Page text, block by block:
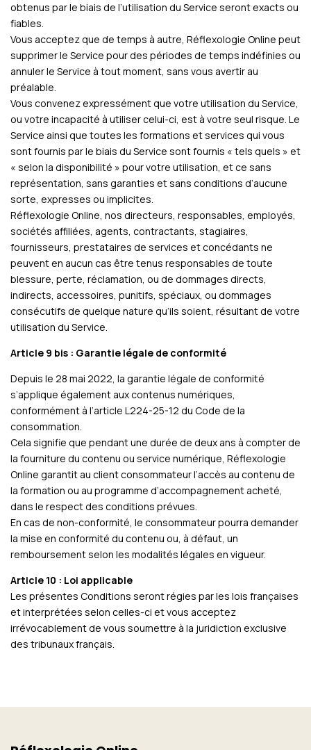
obtenus par le biais de l’utilisation du Service seront exacts ou
fiables.
Vous acceptez que de temps à autre, Réflexologie Online peut
supprimer le Service pour des périodes de temps indéfinies ou
annuler le Service à tout moment, sans vous avertir au
préalable.
Vous convenez expressément que votre utilisation du Service,
ou votre incapacité à utiliser celui-ci, est à votre seul risque. Le
Service ainsi que toutes les formations et services qui vous
sont fournis par le biais du Service sont fournis « tels quels » et
« selon la disponibilité » pour votre utilisation, et ce sans
représentation, sans garanties et sans conditions d’aucune
sorte, expresses ou implicites.
Réflexologie Online, nos directeurs, responsables, employés,
sociétés affiliées, agents, contractants, stagiaires,
fournisseurs, prestataires de services et concédants ne
peuvent en aucun cas être tenus responsables de toute
blessure, perte, réclamation, ou de dommages directs,
indirects, accessoires, punitifs, spéciaux, ou dommages
consécutifs de quelque nature qu’ils soient, résultant de votre
utilisation du Service.
Article 9 bis : Garantie légale de conformité
Depuis le 28 mai 2022, la garantie légale de conformité
s’applique également aux contenus numériques,
conformément à l’article L224-25-12 du Code de la
consommation.
Cela signifie que pendant une durée de deux ans à compter de
la fourniture du contenu ou service numérique, Réflexologie
Online garantit au client consommateur l’accès au contenu de
la formation ou au programme d’accompagnement acheté,
dans le respect des conditions prévues.
En cas de non-conformité, le consommateur pourra demander
la mise en conformité du contenu ou, à défaut, un
remboursement selon les modalités légales en vigueur.
Article 10 : Loi applicable
Les présentes Conditions seront régies par les lois françaises
et interprétées selon celles-ci et vous acceptez
irrévocablement de vous soumettre à la juridiction exclusive
des tribunaux français.